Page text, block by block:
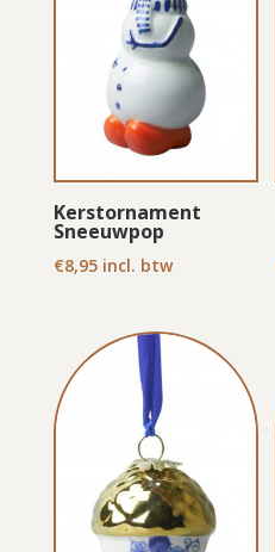
Kerstornament
Sneeuwpop
€8,95 incl. btw